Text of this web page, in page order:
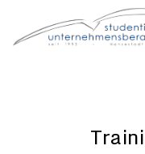
FÜR STUDIERENDE